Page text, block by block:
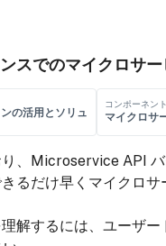
スでのマイクロサー
の活用とソリュ
コンポーネント
マイクロサ
、Microservice API バ
るだけ早くマイクロ
解するには、ユーザ